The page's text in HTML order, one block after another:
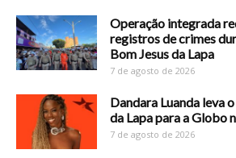
Operação integrada
registros de crimes
Bom Jesus da Lapa
7 de agosto de 2026
Dandara Luanda leva
da Lapa para a Globo
7 de agosto de 2026